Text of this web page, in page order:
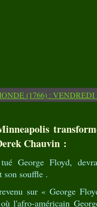
Chauvin :
George Floyd,
son souffle .
sur « George
l'afro-américain